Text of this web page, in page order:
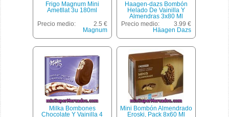
Frigo Magnum Mini
Ametllat 3u 180ml
Precio medio:
2.5 €
Magnum
Haagen-dazs Bombón
Helado De Vainilla Y
Almendras 3x80 Ml
Estuche 240 Ml
Precio medio:
3.99 €
Häagen Dazs
Milka Bombones
Chocolate Y Vainilla 4
Mini Bombón Almendrado
Eroski, Pack 8x60 Ml